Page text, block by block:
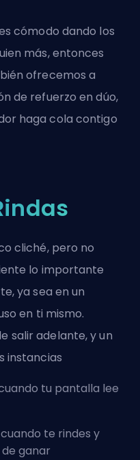
cómodo dando los
más, entonces
ofrecemos a
de refuerzo en dúo,
haga cola contigo
cliché, pero no
lo importante
ya sea en un
en ti mismo.
salir adelante, y un
instancias
tu pantalla lee
te rindes y
ganar